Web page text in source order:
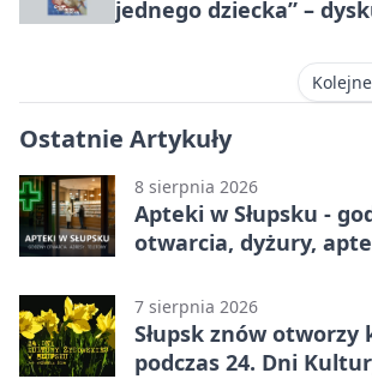
jednego dziecka” –
Ostatnie Artykuły
8 sierpnia 2026
Apteki w Słupsku -
otwarcia, dyżury,
7 sierpnia 2026
Słupsk znów otworzy
podczas 24. Dni